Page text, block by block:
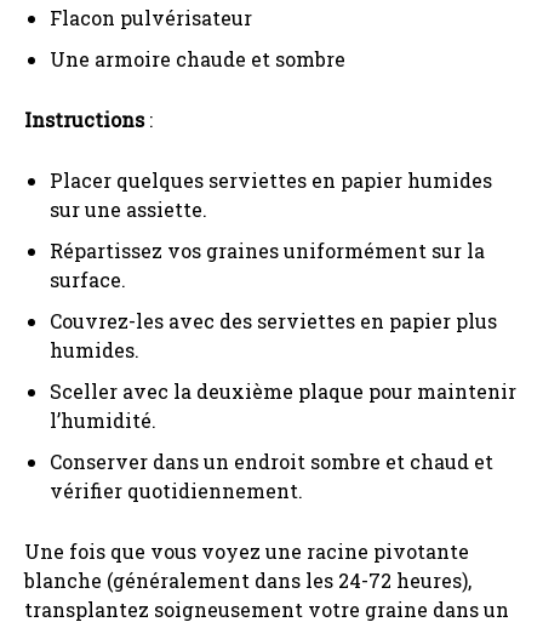
Flacon pulvérisateur
Une armoire chaude et sombre
Instructions:
Placer quelques serviettes en papier humides
sur une assiette.
Répartissez vos graines uniformément sur la
surface.
Couvrez-les avec des serviettes en papier plus
humides.
Sceller avec la deuxième plaque pour maintenir
l’humidité.
Conserver dans un endroit sombre et chaud et
vérifier quotidiennement.
Une fois que vous voyez une racine pivotante
blanche (généralement dans les 24-72 heures),
transplantez soigneusement votre graine dans un